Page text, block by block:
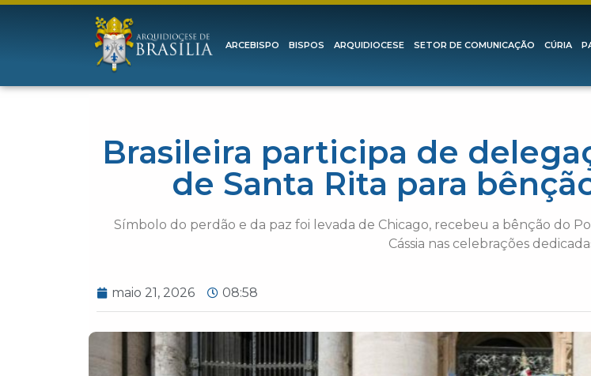
ARCEBISPO BISPOS ARQUIDIOCESE SETOR DE COMUNICAÇÃO CÚRIA
Brasileira participa de
de Santa Rita para
Símbolo do perdão e da paz foi levada de Chicago, recebeu a bênção do
Cássia nas celebrações
maio 21, 2026 08:58